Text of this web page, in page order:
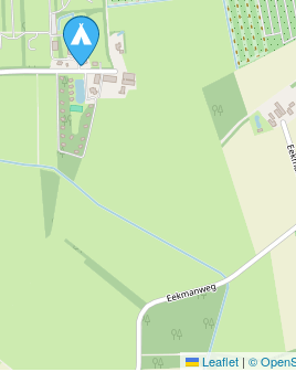
Leaflet | ©